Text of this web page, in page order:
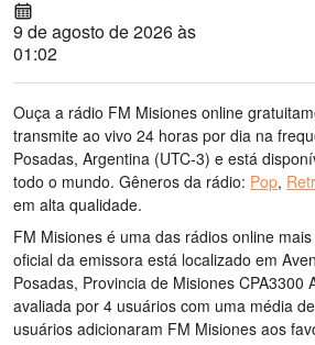
9 de agosto de 2026 às
01:02
Ouça a rádio FM Misiones online
transmite ao vivo 24 horas por dia na
Posadas, Argentina (UTC-3) e está
todo o mundo. Gêneros da rádio: Pop,
em alta qualidade.
FM Misiones é uma das rádios online
oficial da emissora está localizado em
Posadas, Provincia de Misiones CPA3300
avaliada por 4 usuários com uma média
usuários adicionaram FM Misiones aos